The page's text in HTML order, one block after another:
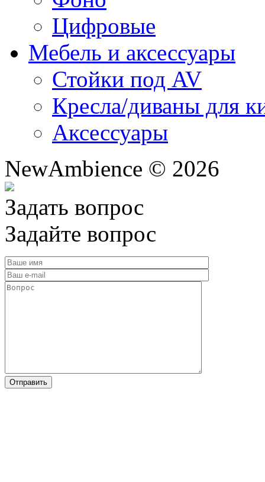
Цифровые
Мебель и аксессуары
Стойки под AV
Кресла/диваны для
Аксессуары
NewAmbience © 2026
Задать вопрос
Задайте вопрос